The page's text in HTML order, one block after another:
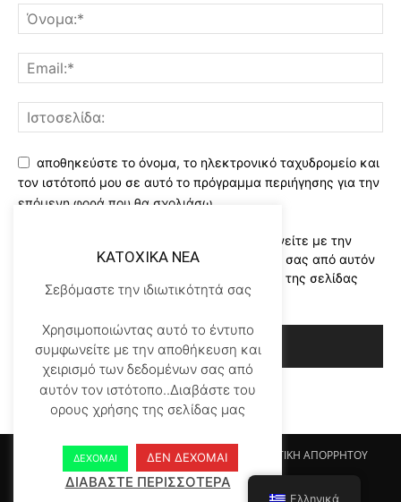
αποθηκεύστε το όνομα, το ηλεκτρονικό ταχυδρομείο και
τον ιστότοπό μου σε αυτό το πρόγραμμα περιήγησης για την
επόμενη φορά που θα σχολιάσω.
Χρησιμοποιώντας αυτό το έντυπο συμφωνείτε με την
αποθήκευση και χειρισμό των δεδομένων σας από αυτόν
τον ιστότοπο..Διαβάστε του ορους χρήσης της σελίδας
μας*
Αρχικη KATOHIKA NEA Login Register
ΠΟΛΙΤΙΚΗ ΑΠΟΡΡΗΤΟΥ
ΟΡΟΙ ΧΡΗΣΗΣ
ΕΠΙΚΟΙΝΩΝΙΑ
KATOXIKA NEA
Σεβόμαστε την ιδιωτικότητά σας
Χρησιμοποιώντας αυτό το έντυπο
συμφωνείτε με την αποθήκευση και
χειρισμό των δεδομένων σας από
αυτόν τον ιστότοπο..Διαβάστε του
ορους χρήσης της σελίδας μας
ΔΕΧΟΜΑΙ ΔΕΝ ΔΕΧΟΜΑΙ
ΔΙΑΒΑΣΤΕ ΠΕΡΙΣΣΟΤΕΡΑ
Ελληνικά